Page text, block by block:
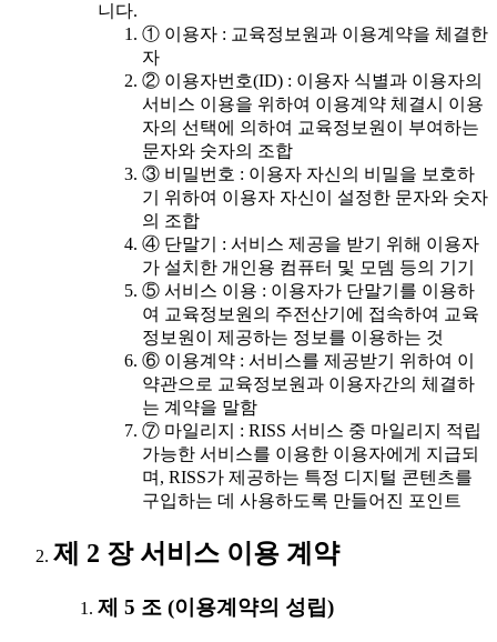
니다.
① 이용자 : 교육정보원과 이용계약을 체결한
자
② 이용자번호(ID) : 이용자 식별과 이용자의
서비스 이용을 위하여 이용계약 체결시 이용
자의 선택에 의하여 교육정보원이 부여하는
문자와 숫자의 조합
③ 비밀번호 : 이용자 자신의 비밀을 보호하
기 위하여 이용자 자신이 설정한 문자와 숫자
의 조합
④ 단말기 : 서비스 제공을 받기 위해 이용자
가 설치한 개인용 컴퓨터 및 모뎀 등의 기기
⑤ 서비스 이용 : 이용자가 단말기를 이용하
여 교육정보원의 주전산기에 접속하여 교육
정보원이 제공하는 정보를 이용하는 것
⑥ 이용계약 : 서비스를 제공받기 위하여 이
약관으로 교육정보원과 이용자간의 체결하
는 계약을 말함
⑦ 마일리지 : RISS 서비스 중 마일리지 적립
가능한 서비스를 이용한 이용자에게 지급되
며, RISS가 제공하는 특정 디지털 콘텐츠를
구입하는 데 사용하도록 만들어진 포인트
제 2 장 서비스 이용 계약
제 5 조 (이용계약의 성립)